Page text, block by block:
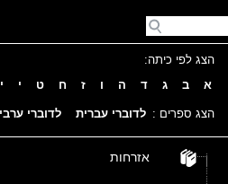
הצג לפי כיתה:
א
ב ג ד ה ו ז ח ט י
הצג ספרים : לדוברי עברית לדוברי
אזרחות